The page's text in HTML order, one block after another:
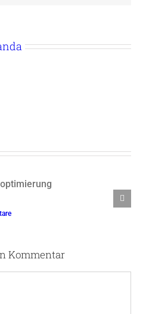
Kommentar